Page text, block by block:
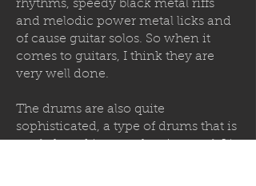
rhythms, speedy black metal riffs
and melodic power metal licks and
of cause guitar solos. So when it
comes to guitars, I think they are
very well done.
The drums are also quite
sophisticated, a type of drums that is